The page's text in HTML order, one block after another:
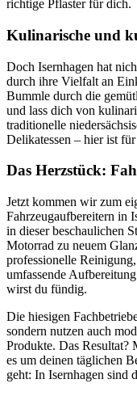
richtige Pflaster für dich.
Kulinarische und
Doch Isernhagen hat
durch ihre Vielfalt an
Bummle durch die
und lass dich von
traditionelle
Delikatessen – hier ist
Das Herzstück:
Jetzt kommen wir zum
Fahrzeugaufbereitern in
in dieser beschaulichen
Motorrad zu neuem
professionelle
umfassende
wirst du fündig.
Die hiesigen
sondern nutzen auch
Produkte. Das Resultat?
es um deinen täglichen
geht: In Isernhagen sind